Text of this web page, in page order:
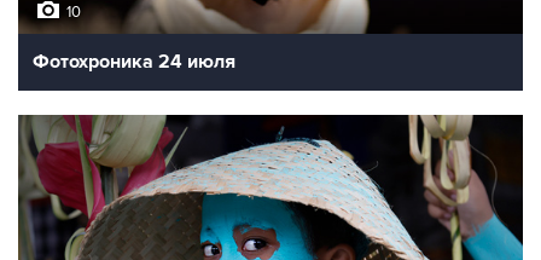
10
Фотохроника 24 июля